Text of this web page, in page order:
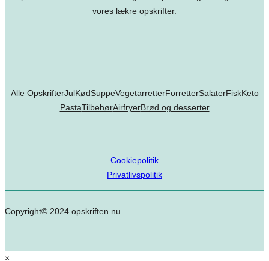
vores lækre opskrifter.
Alle OpskrifterJulKødSuppeVegetarretterForretterSalaterFiskKeto
PastaTilbehørAirfryerBrød og desserter
Cookiepolitik
Privatlivspolitik
Copyright© 2024 opskriften.nu
×